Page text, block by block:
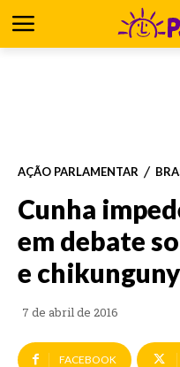
AÇÃO PARLAMENTAR
Cunha
em debate
e
7 de abril de 2016
FACEBOOK